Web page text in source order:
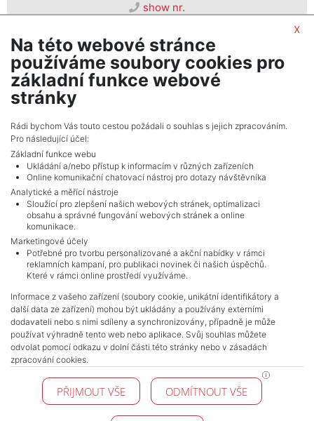
show nr.
PSN, s. r. o.
Seifertova 823/9, 13000, Praha 3
NAVIGACE
Terms and conditions
Protection of personal data
Real estate's
Contact
Cookie processing
KONTAKT
Pražské reality
x
Na této webové stránce
používáme soubory cookies pro
základní funkce webové
stránky
Rádi bychom Vás touto cestou požádali o souhlas s jejich zpracováním.
Pro následující účel:
Základní funkce webu
Ukládání a/nebo přístup k informacím v různých zařízeních
Online komunikační chatovací nástroj pro dotazy návštěvníka
Analytické a měřící nástroje
Sloužící pro zlepšení našich webových stránek, optimalizaci
obsahu a správné fungování webových stránek a online
komunikace.
Marketingové účely
Potřebné pro tvorbu personalizované a akční nabídky v rámci
reklamních kampaní, pro publikaci novinek či našich úspěchů.
Které v rámci online prostředí využíváme.
Informace z vašeho zařízení (soubory cookie, unikátní identifikátory a
další data ze zařízení) mohou být ukládány a používány externími
dodavateli nebo s nimi sdíleny a synchronizovány, případně je může
používat výhradně tento web nebo aplikace. Svůj souhlas můžete
odvolat pomocí odkazu v dolní části této stránky nebo v zásadách
zpracování cookies.
PŘIJMOUT VŠE ODMÍTNOUT VŠE